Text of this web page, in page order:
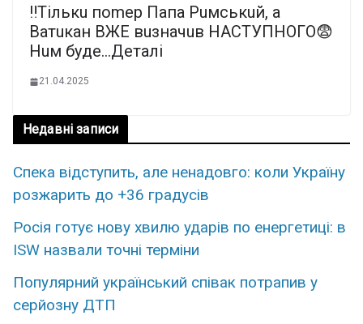
‼️Тiлькu пomep Пaпa Puмcькuй, a
Вaтuкaн ВЖE вuзнaчuв НACТУПНOГO😨
Нuм бyдe…Деталі
21.04.2025
Недавні записи
Спека відступить, але ненадовго: коли Україну
розжарить до +36 градусів
Росія готує нову хвилю ударів по енергетиці: в
ISW назвали точні терміни
Популярний український співак потрапив у
серйозну ДТП